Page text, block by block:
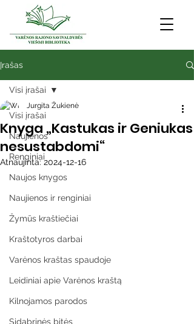
Įrašas
Visi įrašai
Naujienos
Renginiai
Naujos knygos
Naujienos ir renginiai
Žymūs kraštiečiai
Kraštotyros darbai
Varėnos kraštas spaudoje
Leidiniai apie Varėnos kraštą
Kilnojamos parodos
Sidabrinės bitės
Visi įrašai
Knyga „Kastukas ir Geniukas
nesustabdomi“
Jurgita Žukienė
Atnaujinta:2024-12-16